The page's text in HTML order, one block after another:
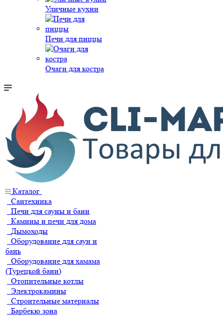
Уличные кухни
Печи для пиццы
Очаги для костра
Каталог
Сантехника
Печи для сауны и бани
Камины и печи для дома
Дымоходы
Оборудование для саун и
бань
Оборудование для хамама
(Турецкой бани)
Отопительные котлы
Электрокамины
Строительные материалы
Барбекю зона